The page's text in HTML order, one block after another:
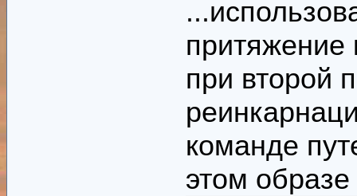
притяжение
при второй
команде
этом